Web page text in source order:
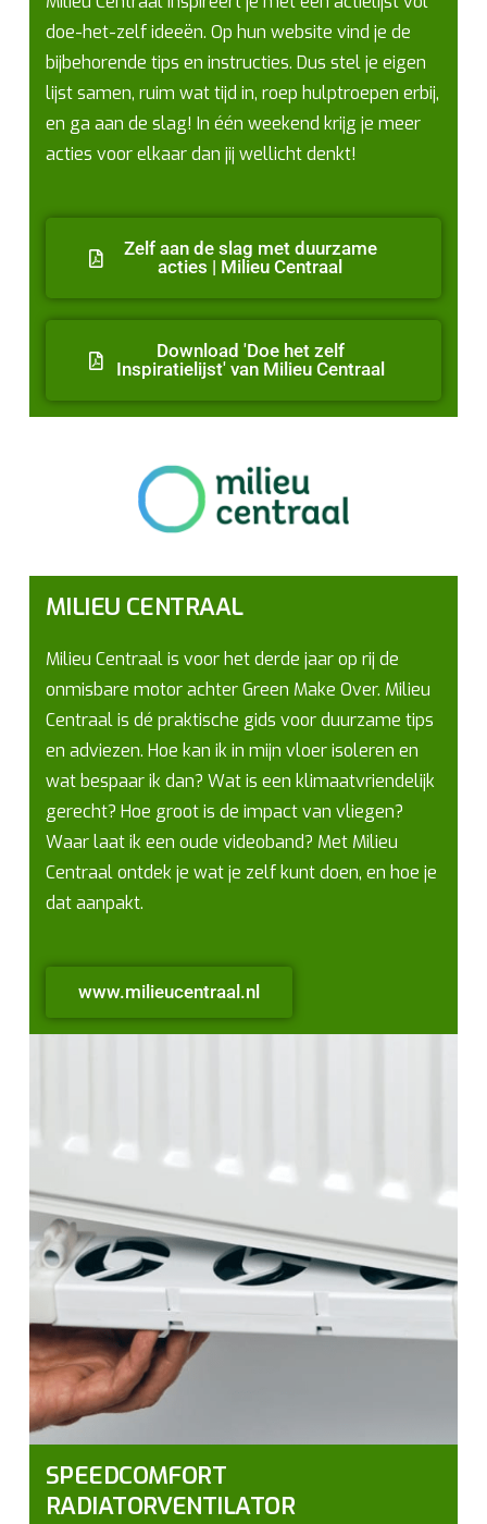
doe-het-zelf ideeën. Op hun website vind je de
bijbehorende tips en instructies. Dus stel je eigen
lijst samen, ruim wat tijd in, roep hulptroepen erbij,
en ga aan de slag! In één weekend krijg je meer
acties voor elkaar dan jij wellicht denkt!
Zelf aan de slag met duurzame
acties | Milieu Centraal
Download 'Doe het zelf
Inspiratielijst' van Milieu Centraal
MILIEU CENTRAAL
Milieu Centraal is voor het derde jaar op rij de
onmisbare motor achter Green Make Over. Milieu
Centraal is dé praktische gids voor duurzame tips
en adviezen. Hoe kan ik in mijn vloer isoleren en
wat bespaar ik dan? Wat is een klimaatvriendelijk
gerecht? Hoe groot is de impact van vliegen?
Waar laat ik een oude videoband? Met Milieu
Centraal ontdek je wat je zelf kunt doen, en hoe je
dat aanpakt.
www.milieucentraal.nl
SPEEDCOMFORT
RADIATORVENTILATOR